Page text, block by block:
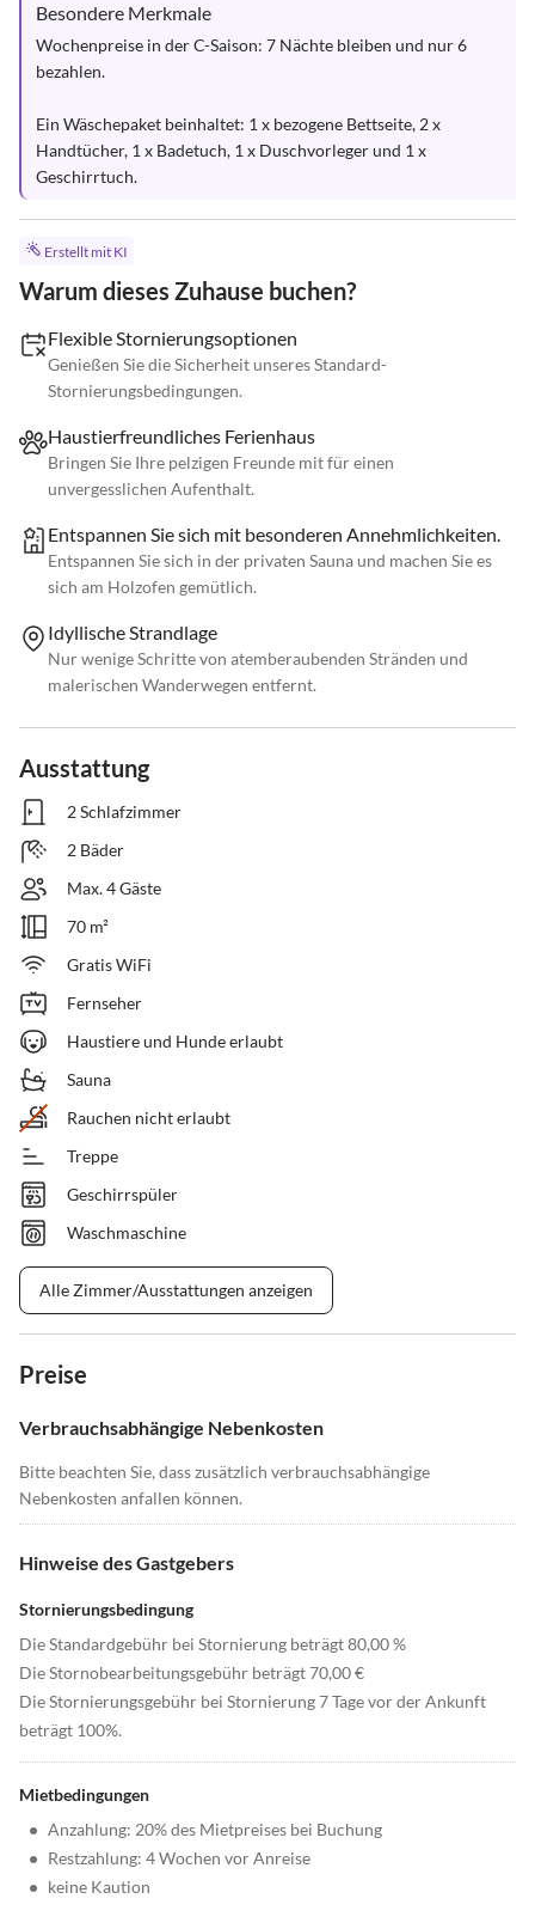
Besondere Merkmale
Wochenpreise in der C-Saison: 7 Nächte bleiben und nur 6
bezahlen.
Ein Wäschepaket beinhaltet: 1 x bezogene Bettseite, 2 x
Handtücher, 1 x Badetuch, 1 x Duschvorleger und 1 x
Geschirrtuch.
Erstellt mit KI
Warum dieses Zuhause buchen?
Flexible Stornierungsoptionen
Genießen Sie die Sicherheit unseres Standard-
Stornierungsbedingungen.
Haustierfreundliches Ferienhaus
Bringen Sie Ihre pelzigen Freunde mit für einen
unvergesslichen Aufenthalt.
Entspannen Sie sich mit besonderen Annehmlichkeiten.
Entspannen Sie sich in der privaten Sauna und machen Sie es
sich am Holzofen gemütlich.
Idyllische Strandlage
Nur wenige Schritte von atemberaubenden Stränden und
malerischen Wanderwegen entfernt.
Ausstattung
2 Schlafzimmer
2 Bäder
Max. 4 Gäste
70 m²
Gratis WiFi
Fernseher
Haustiere und Hunde erlaubt
Sauna
Rauchen nicht erlaubt
Treppe
Geschirrspüler
Waschmaschine
Alle Zimmer/Ausstattungen anzeigen
Preise
Verbrauchsabhängige Nebenkosten
Bitte beachten Sie, dass zusätzlich verbrauchsabhängige
Nebenkosten anfallen können.
Hinweise des Gastgebers
Stornierungsbedingung
Die Standardgebühr bei Stornierung beträgt 80,00 %
Die Stornobearbeitungsgebühr beträgt 70,00 €
Die Stornierungsgebühr bei Stornierung 7 Tage vor der Ankunft
beträgt 100%.
Mietbedingungen
• Anzahlung: 20% des Mietpreises bei Buchung
• Restzahlung: 4 Wochen vor Anreise
• keine Kaution